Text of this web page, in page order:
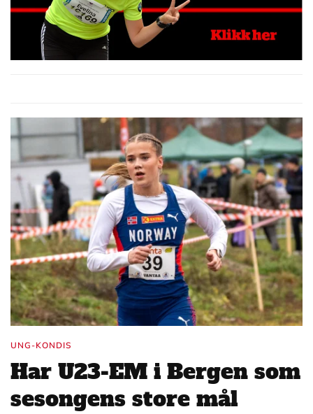
UNG-KONDIS
Har U23-EM i Bergen som
sesongens store mål